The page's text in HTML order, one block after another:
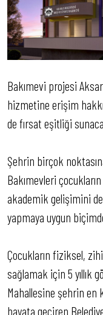
Bakımevi projesi
hizmetine erişim
de fırsat eşitliği
Şehrin birçok
Bakımevleri
akademik gelişimini
yapmaya uygun
Çocukların fiziksel,
sağlamak için 5 yıllık
Mahallesine şehrin en
hayata geçiren